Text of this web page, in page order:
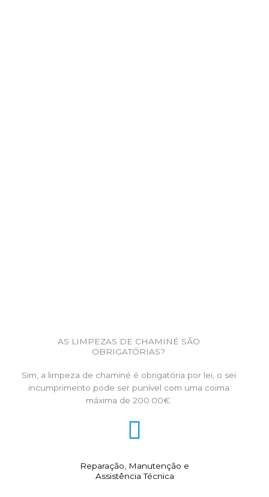
AS LIMPEZAS DE CHAMINÉ SÃO
OBRIGATÓRIAS?
Sim, a limpeza de chaminé é obrigatória por lei, o sei
incumprimento pode ser punível com uma coima
máxima de 200.00€.
Reparação, Manutenção e
Assistência Técnica